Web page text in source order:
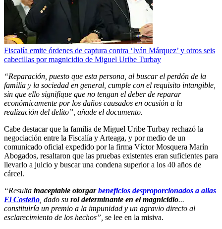
Fiscalía emite órdenes de captura contra ‘Iván Márquez’ y otros seis
cabecillas por magnicidio de Miguel Uribe Turbay
“Reparación, puesto que esta persona, al buscar el perdón de la
familia y la sociedad en general, cumple con el requisito intangible,
sin que ello signifique que no tengan el deber de reparar
económicamente por los daños causados en ocasión a la
realización del delito”, añade el documento.
Cabe destacar que la familia de Miguel Uribe Turbay rechazó la
negociación entre la Fiscalía y Arteaga, y por medio de un
comunicado oficial expedido por la firma Víctor Mosquera Marín
Abogados, resaltaron que las pruebas existentes eran suficientes para
llevarlo a juicio y buscar una condena superior a los 40 años de
cárcel.
“Resulta inaceptable otorgarbeneficios desproporcionados a alias
El Costeño , dado su rol determinante en el magnicidio...
constituiría un premio a la impunidad y un agravio directo al
esclarecimiento de los hechos”, se lee en la misiva.